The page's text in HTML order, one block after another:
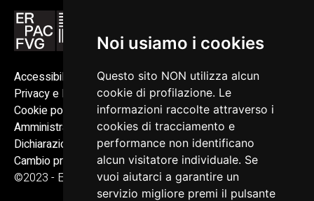
Noi usiamo i cookies
Questo sito NON utilizza alcun
cookie di profilazione. Le
informazioni raccolte attraverso i
cookies di tracciamento e
performance non identificano
alcun visitatore individuale. Se
vuoi aiutarci a garantire un
servizio migliore premi il pulsante
Accessibilità
Privacy e Note legali
Cookie policy
Amministrazione trasparente
Dichiarazione di accessibilità
Cambio preferenze cookie
©2023 - ERPAC FVG